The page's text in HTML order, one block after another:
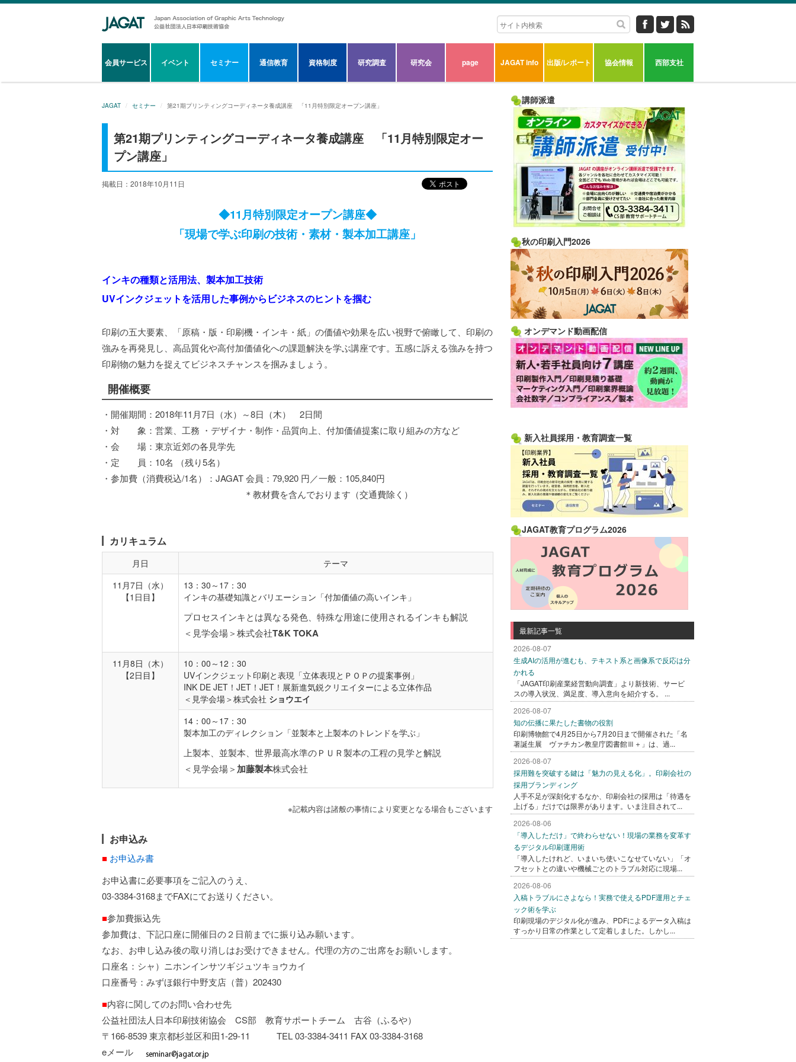
会員サービス イベント セミナー 通信教育 資格制度 研究調査 研究会 page JAGAT info 出版/レポート 協会情報 西部支社
JAGAT セミナー 第21期プリンティングコーディネータ養成講座 「11月特別限定オープン講座」
第21期プリンティングコーディネータ養成講座 「11月特別限定オー
プン講座」
掲載日：2018年10月11日
◆11月特別限定オープン講座◆
「現場で学ぶ印刷の技術・素材・製本加工講座」
インキの種類と活用法、製本加工技術
UVインクジェットを活用した事例からビジネスのヒントを掴む
印刷の五大要素、「原稿・版・印刷機・インキ・紙」の価値や効果を広い視野で俯瞰して、印刷の
強みを再発見し、高品質化や高付加価値化への課題解決を学ぶ講座です。五感に訴える強みを持つ
印刷物の魅力を捉えてビジネスチャンスを掴みましょう。
開催概要
・開催期間：2018年11月7日（水）～8日（木） 2日間
・対 象：営業、工務 ・デザイナ・制作・品質向上、付加価値提案に取り組みの方など
・会 場：東京近郊の各見学先
・定 員：10名 （残り5名）
・参加費（消費税込/1名）：JAGAT 会員：79,920 円／一般：105,840円
＊教材費を含んでおります（交通費除く）
カリキュラム
月日
テーマ
11月7日（水）
【1日目】
13：30～17：30
インキの基礎知識とバリエーション「付加価値の高いインキ」
プロセスインキとは異なる発色、特殊な用途に使用されるインキも解説
＜見学会場＞株式会社T&K TOKA
11月8日（木）
【2日目】
10：00～12：30
UVインクジェット印刷と表現「立体表現とＰＯＰの提案事例」
INK DE JET！JET！JET！展新進気鋭クリエイターによる立体作品
＜見学会場＞株式会社 ショウエイ
14：00～17：30
製本加工のディレクション「並製本と上製本のトレンドを学ぶ」
上製本、並製本、世界最高水準のＰＵＲ製本の工程の見学と解説
＜見学会場＞ 加藤製本株式会社
※記載内容は諸般の事情により変更となる場合もございます
お申込み
■ お申込み書
お申込書に必要事項をご記入のうえ、
03-3384-3168までFAXにてお送りください。
■参加費振込先
参加費は、下記口座に開催日の２日前までに振り込み願います。
なお、お申し込み後の取り消しはお受けできません。代理の方のご出席をお願いします。
口座名：シャ）ニホンインサツギジュツキョウカイ
口座番号：みずほ銀行中野支店（普）202430
■内容に関してのお問い合わせ先
公益社団法人日本印刷技術協会 CS部 教育サポートチーム 古谷（ふるや）
〒166-8539 東京都杉並区和田1-29-11 TEL 03-3384-3411 FAX 03-3384-3168
eメール
講師派遣
秋の印刷入門2026
オンデマンド動画配信
新入社員採用・教育調査一覧
JAGAT教育プログラム2026
最新記事一覧
2026-08-07
生成AIの活用が進むも、テキスト系と画像系で反応は分
かれる
「JAGAT印刷産業経営動向調査」より新技術、サービ
スの導入状況、満足度、導入意向を紹介する。 ...
2026-08-07
知の伝播に果たした書物の役割
印刷博物館で4月25日から7月20日まで開催された「名
著誕生展 ヴァチカン教皇庁図書館Ⅲ＋」は、過...
2026-08-07
採用難を突破する鍵は「魅力の見える化」。印刷会社の
採用ブランディング
人手不足が深刻化するなか、印刷会社の採用は「待遇を
上げる」だけでは限界があります。いま注目されて...
2026-08-06
「導入しただけ」で終わらせない！現場の業務を変革す
るデジタル印刷運用術
「導入したけれど、いまいち使いこなせていない」「オ
フセットとの違いや機械ごとのトラブル対応に現場...
2026-08-06
入稿トラブルにさよなら！実務で使えるPDF運用とチェ
ック術を学ぶ
印刷現場のデジタル化が進み、PDFによるデータ入稿は
すっかり日常の作業として定着しました。しかし...